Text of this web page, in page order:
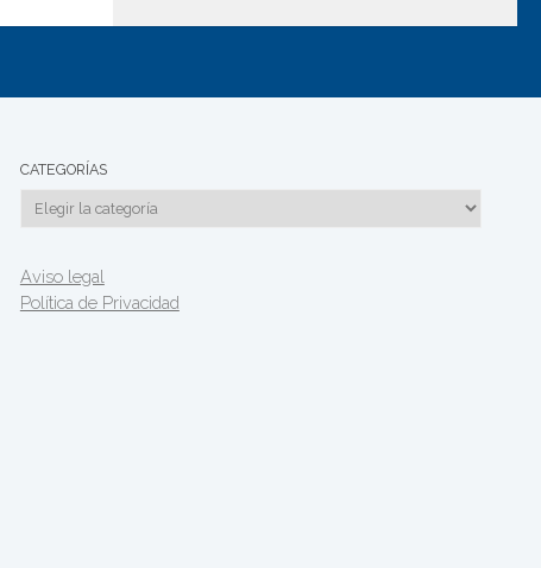
CATEGORÍAS
Categorías
Aviso legal
Política de Privacidad